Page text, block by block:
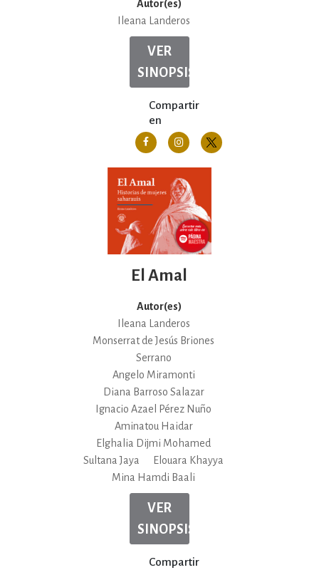
Autor(es)
Ileana Landeros
VER
SINOPSIS
Compartir
en
El Amal
Autor(es)
Ileana Landeros
Monserrat de Jesús Briones
Serrano
Angelo Miramonti
Diana Barroso Salazar
Ignacio Azael Pérez Nuño
Aminatou Haidar
Elghalia Dijmi Mohamed
Sultana Jaya
Elouara Khayya
Mina Hamdi Baali
VER
SINOPSIS
Compartir